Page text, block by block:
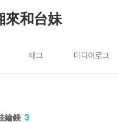
來和台妹
태그 미디어로그
綸鎂 3